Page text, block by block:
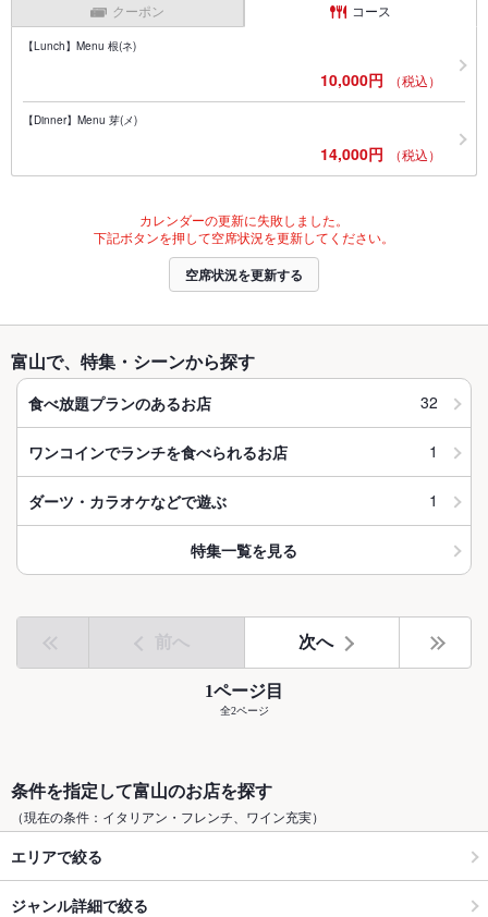
クーポン コース
【Lunch】Menu 根(ネ)
10,000円 （税込）
【Dinner】Menu 芽(メ)
14,000円 （税込）
カレンダーの更新に失敗しました。
下記ボタンを押して空席状況を更新してください。
空席状況を更新する
富山で、特集・シーンから探す
食べ放題プランのあるお店 32
ワンコインでランチを食べられるお店 1
ダーツ・カラオケなどで遊ぶ 1
特集一覧を見る
前へ 次へ
1ページ目
全2ページ
条件を指定して富山のお店を探す
（現在の条件：イタリアン・フレンチ、ワイン充実）
エリアで絞る
ジャンル詳細で絞る